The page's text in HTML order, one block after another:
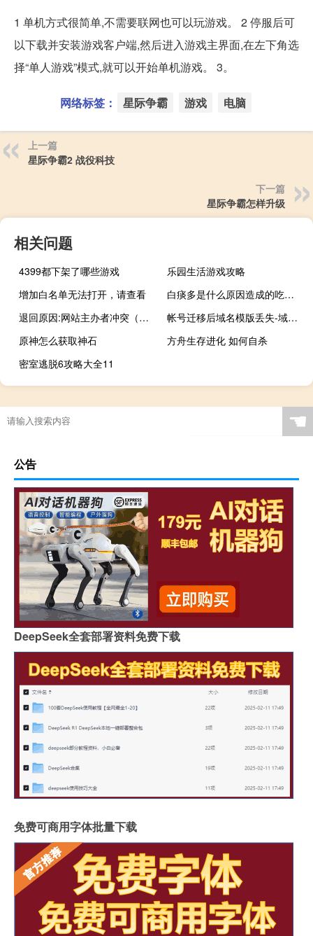
1 单机方式很简单,不需要联网也可以玩游戏。 2 停服后可
以下载并安装游戏客户端,然后进入游戏主界面,在左下角选
择“单人游戏”模式,就可以开始单机游戏。 3。
网络标签： 星际争霸 游戏 电脑
上一篇
星际争霸2 战役科技
下一篇
星际争霸怎样升级
相关问题
4399都下架了哪些游戏
乐园生活游戏攻略
增加白名单无法打开，请查看
白痰多是什么原因造成的吃什么药（白痰多是什么原因）
退回原因:网站主办者冲突（主办者名称或证件类型及号码），请核
帐号迁移后域名模版丢失-域名及账户问题
原神怎么获取神石
方舟生存进化 如何自杀
密室逃脱6攻略大全11
☚
公告
DeepSeek全套部署资料免费下载
免费可商用字体批量下载